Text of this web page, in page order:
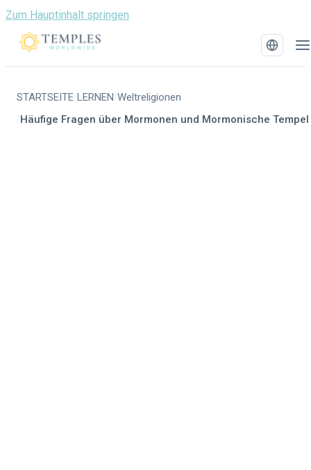
Zum Hauptinhalt springen
STARTSEITE/LERNEN /Weltreligionen
/ Häufige Fragen über Mormonen und Mormonische Tempel